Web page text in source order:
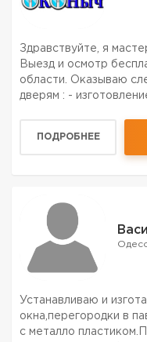
Здравствуйте, я
Выезд и осмотр
области. Оказываю
дверям : -
замена...
ПОДРОБНЕЕ
Устанавливаю и
окна,перегородки в
с металло